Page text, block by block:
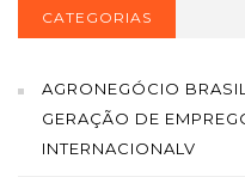
CATEGORIAS
AGRONEGÓCIO
GERAÇÃO DE
INTERNACIONALV